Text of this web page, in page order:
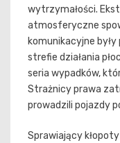
wytrzymałości.
atmosferyczne
komunikacyjne
strefie działania
seria wypadków,
Strażnicy prawa
prowadzili pojazdy
Sprawiający